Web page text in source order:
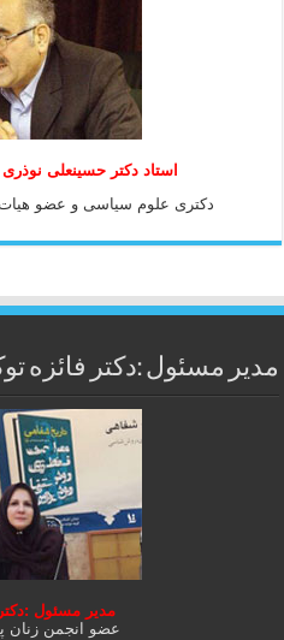
استاد دكتر حسينعلی نوذری
دكتری علوم سياسی و عضو هيات
مدیر مسئول :دکتر فائزه
مدیر مسئول
عضو انجمن زنان